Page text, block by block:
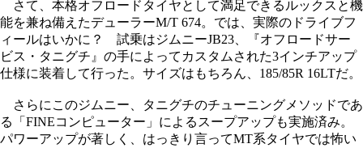
さて、本格オフロードタイヤとして満足できるルックスと機
能を兼ね備えたデューラーM/T 674。では、実際のドライブフ
ィールはいかに？ 試乗はジムニーJB23、『オフロードサー
ビス・タニグチ』の手によってカスタムされた3インチアップ
仕様に装着して行った。サイズはもちろん、185/85R 16LTだ。
さらにこのジムニー、タニグチのチューニングメソッドであ
る「FINEコンピューター」によるスープアップも実施済み。
パワーアップが著しく、はっきり言ってMT系タイヤでは怖い